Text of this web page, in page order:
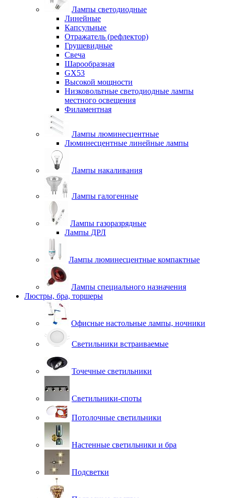
Лампы светодиодные
Линейные
Капсульные
Отражатель (рефлектор)
Грушевидные
Свеча
Шарообразная
GX53
Высокой мощности
Низковольтные светодиодные лампы
местного освещения
Филаментная
Лампы люминесцентные
Люминесцентные линейные лампы
Лампы накаливания
Лампы галогенные
Лампы газоразрядные
Лампы ДРЛ
Лампы люминесцентные компактные
Лампы специального назначения
Люстры, бра, торшеры
Офисные настольные лампы, ночники
Светильники встраиваемые
Точечные светильники
Светильники-споты
Потолочные светильники
Настенные светильники и бра
Подсветки